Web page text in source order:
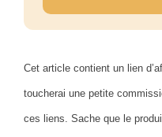
Cet article contient un lien
toucherai une petite
ces liens. Sache que le